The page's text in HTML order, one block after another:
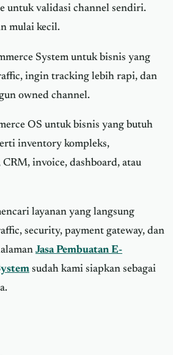
untuk validasi channel sendiri.
mulai kecil.
System untuk bisnis yang
ingin tracking lebih rapi, dan
owned channel.
OS untuk bisnis yang butuh
inventory kompleks,
invoice, dashboard, atau
layanan yang langsung
security, payment gateway, dan
Jasa Pembuatan E-
sudah kami siapkan sebagai